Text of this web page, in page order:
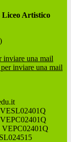
Artistico
inviare una mail
inviare una mail
VEPC02401Q